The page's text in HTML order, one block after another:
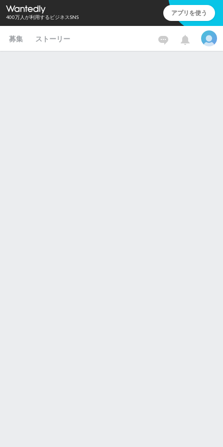
400万人が利用するビジネスSNS アプリを使う
募集 ストーリー